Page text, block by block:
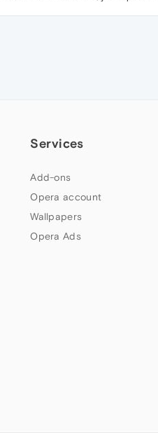
Services
Add-ons
Opera account
Wallpapers
Opera Ads